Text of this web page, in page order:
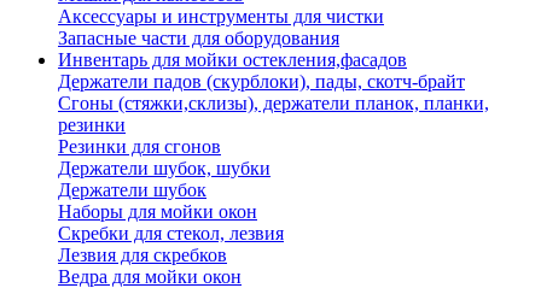
Аксессуары и инструменты для чистки
Запасные части для оборудования
Инвентарь для мойки остекления,фасадов
Держатели падов (скурблоки), пады, скотч-брайт
Сгоны (стяжки,склизы), держатели планок, планки,
резинки
Резинки для сгонов
Держатели шубок, шубки
Держатели шубок
Наборы для мойки окон
Скребки для стекол, лезвия
Лезвия для скребков
Ведра для мойки окон